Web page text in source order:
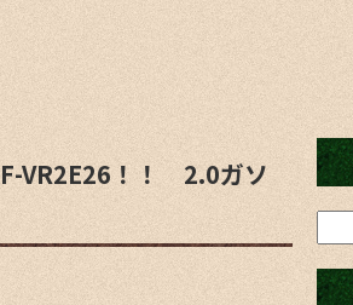
VR2E26！！ 2.0ガソ